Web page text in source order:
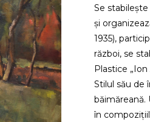
Se
și
1935),
război, se
Plastice „Ion
Stilul său de
băimăreană.
în